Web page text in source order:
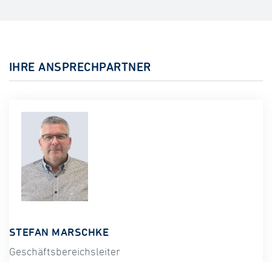
IHRE ANSPRECHPARTNER
STEFAN MARSCHKE
Geschäftsbereichsleiter